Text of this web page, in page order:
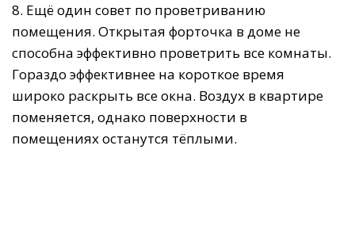
8. Ещё один совет по проветриванию
помещения. Открытая форточка в доме не
способна эффективно проветрить все комнаты.
Гораздо эффективнее на короткое время
широко раскрыть все окна. Воздух в квартире
поменяется, однако поверхности в
помещениях останутся тёплыми.